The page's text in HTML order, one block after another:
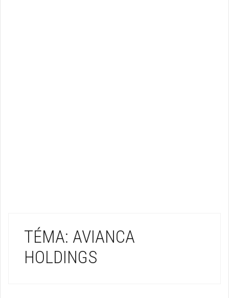
TÉMA: AVIANCA
HOLDINGS